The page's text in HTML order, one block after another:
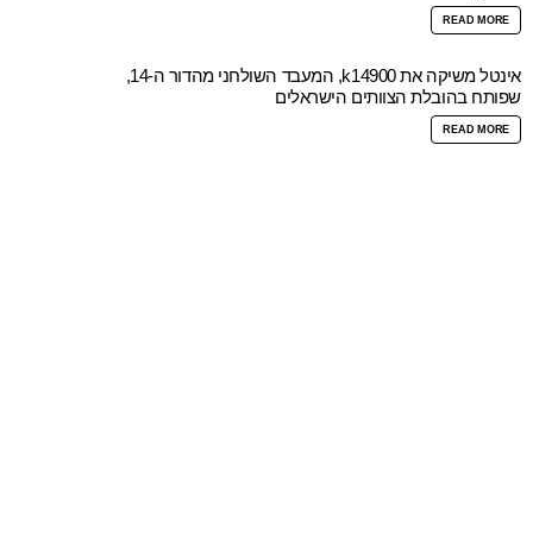
READ MORE
אינטל משיקה את k14900, המעבד השולחני מהדור ה-14,
שפותח בהובלת הצוותים הישראלים
READ MORE